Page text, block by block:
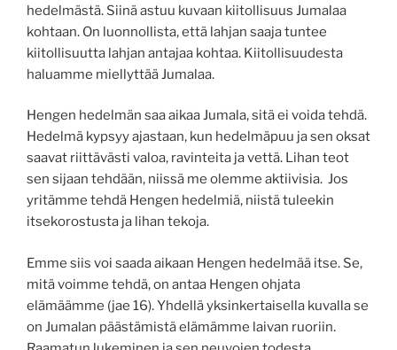
hedelmästä. Siinä astuu kuvaan kiitollisuus Jumalaa
kohtaan. On luonnollista, että lahjan saaja tuntee
kiitollisuutta lahjan antajaa kohtaa. Kiitollisuudesta
haluamme miellyttää Jumalaa.
Hengen hedelmän saa aikaa Jumala, sitä ei voida tehdä.
Hedelmä kypsyy ajastaan, kun hedelmäpuu ja sen oksat
saavat riittävästi valoa, ravinteita ja vettä. Lihan teot
sen sijaan tehdään, niissä me olemme aktiivisia. Jos
yritämme tehdä Hengen hedelmiä, niistä tuleekin
itsekorostusta ja lihan tekoja.
Emme siis voi saada aikaan Hengen hedelmää itse. Se,
mitä voimme tehdä, on antaa Hengen ohjata
elämäämme (jae 16). Yhdellä yksinkertaisella kuvalla se
on Jumalan päästämistä elämämme laivan ruoriin.